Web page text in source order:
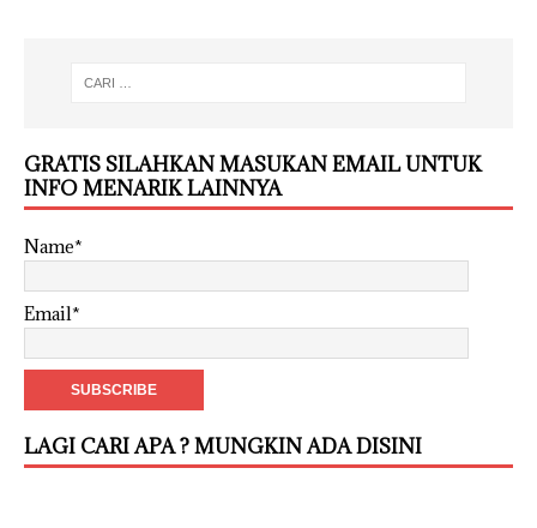
GRATIS SILAHKAN MASUKAN EMAIL UNTUK
INFO MENARIK LAINNYA
Name*
Email*
LAGI CARI APA ? MUNGKIN ADA DISINI